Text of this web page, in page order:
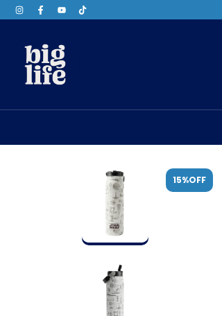
15%OFF